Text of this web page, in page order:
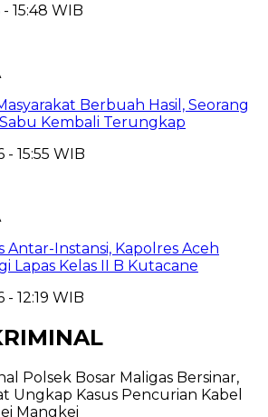
15:48 WIB
Berbuah Hasil, Seorang
Kembali Terungkap
- 15:55 WIB
Antar-Instansi, Kapolres Aceh
Lapas Kelas II B Kutacane
12:19 WIB